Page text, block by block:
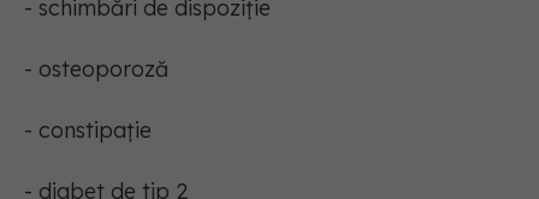
- schimbări de dispoziție
- osteoporoză
- constipație
- diabet de tip 2